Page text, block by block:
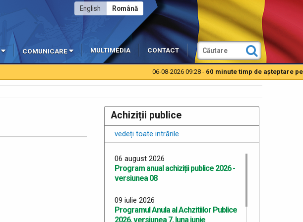
Română
English
COMUNICARE MULTIMEDIA CONTACT
06-08-2026 09:28 -60 minute timp de aşteptare
Achiziții publice
vedeți toate intrările
06 august 2026
Program anual achiziții publice 2026 -
versiunea 08
09 iulie 2026
Programul Anula al Achzitiilor Publice
2026, versiunea 7, luna iunie